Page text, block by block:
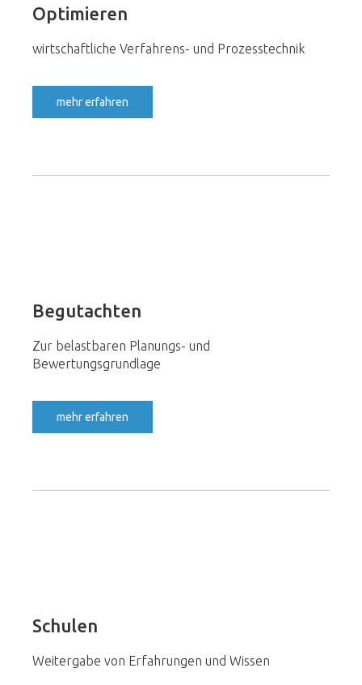
Optimieren
wirtschaftliche Verfahrens- und Prozesstechnik
mehr erfahren
Begutachten
Zur belastbaren Planungs- und
Bewertungsgrundlage
mehr erfahren
Schulen
Weitergabe von Erfahrungen und Wissen